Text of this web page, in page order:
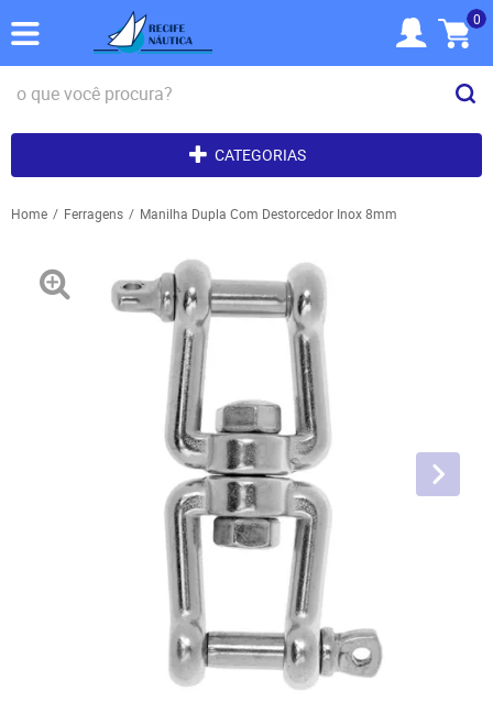
0
CATEGORIAS
Home Ferragens Manilha Dupla Com Destorcedor Inox 8mm